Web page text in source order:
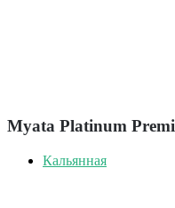
Myata Platinum
Кальянная